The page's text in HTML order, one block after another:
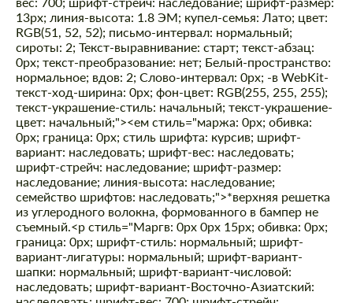
13px; линия-высота: 1.8 ЭМ; купел-семья: Лато; цвет:
RGB(51, 52, 52); письмо-интервал: нормальный;
сироты: 2; Текст-выравнивание: старт; текст-абзац:
0px; текст-преобразование: нет; Белый-пространство:
нормальное; вдов: 2; Слово-интервал: 0px; -в WebKit-
текст-ход-ширина: 0px; фон-цвет: RGB(255, 255, 255);
текст-украшение-стиль: начальный; текст-украшение-
цвет: начальный;"><ем стиль="маржа: 0px; обивка:
0px; граница: 0px; стиль шрифта: курсив; шрифт-
вариант: наследовать; шрифт-вес: наследовать;
шрифт-стрейч: наследование; шрифт-размер:
наследование; линия-высота: наследование;
семейство шрифтов: наследовать;">*верхняя решетка
из углеродного волокна, формованного в бампер не
съемный.<р стиль="Маргв: 0px 0px 15px; обивка: 0px;
граница: 0px; шрифт-стиль: нормальный; шрифт-
вариант-лигатуры: нормальный; шрифт-вариант-
шапки: нормальный; шрифт-вариант-числовой:
наследовать; шрифт-вариант-Восточно-Азиатский: